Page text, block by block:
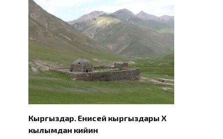
Кыргыздар. Eнисей кыргыздары X
кылымдан кийин